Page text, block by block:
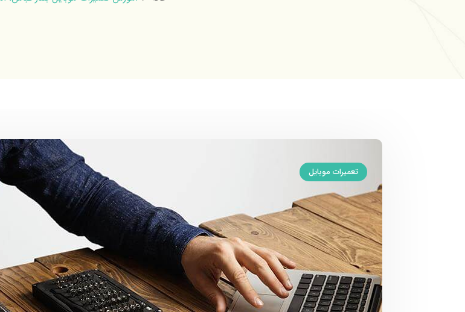
تعمیرات موبایل